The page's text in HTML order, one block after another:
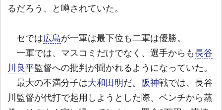
るだろう、と噂されていた。
セでは広島が一軍は最下位も二軍は優勝。
一軍では、マスコミだけでなく、選手からも長谷
川良平監督への批判が聞かれるようになっていた。
最大の不満分子は大和田明 だ。 阪神戦では、長谷
川監督が代打で起用しようとした際、ベンチから蒸